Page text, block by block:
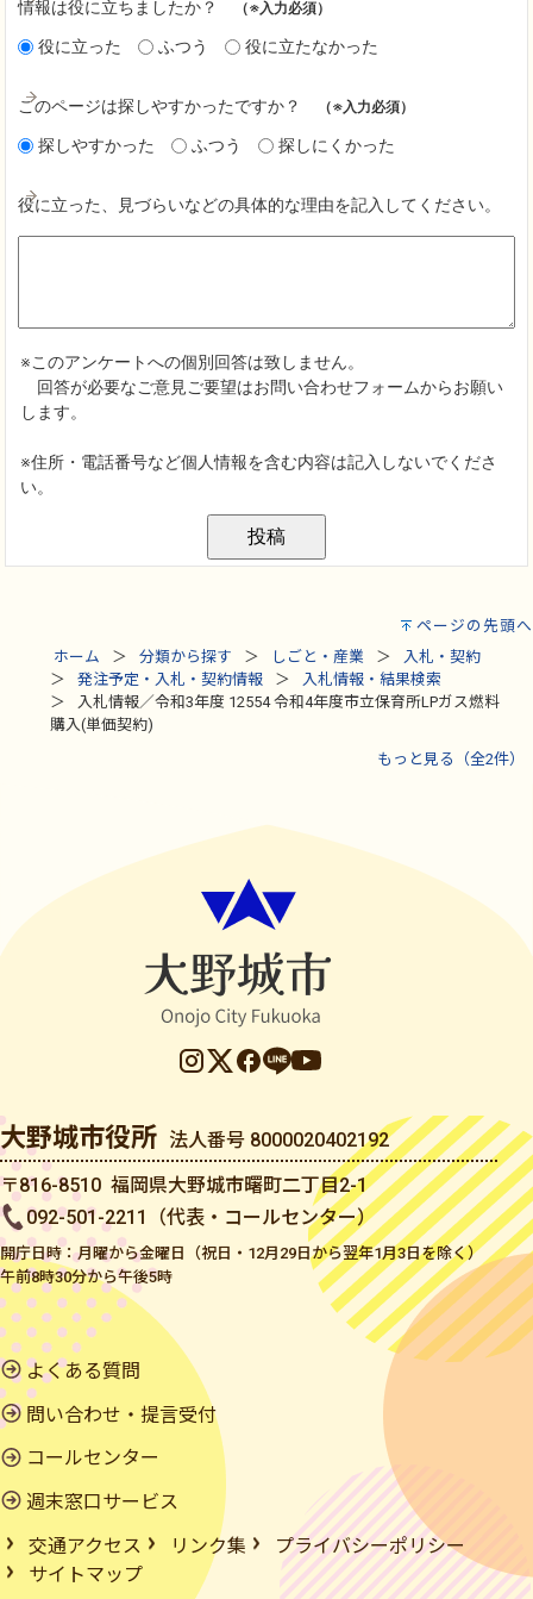
ページの先頭へ
ホーム
分類から探す しごと・産業
入札・契約
発注予定・入札・契約情報
入札情報・結果検索
入札情報／令和3年度 12554 令和4年度市立保育所LPガス燃料
購入(単価契約)
もっと見る（全2件）
大野城市役所 法人番号 8000020402192
〒816-8510 福岡県大野城市曙町二丁目2-1
092-501-2211（代表・コールセンター）
開庁日時：月曜から金曜日（祝日・12月29日から翌年1月3日を除く）
午前8時30分から午後5時
よくある質問
問い合わせ・提言受付
コールセンター
週末窓口サービス
交通アクセス
リンク集
プライバシーポリシー
サイトマップ